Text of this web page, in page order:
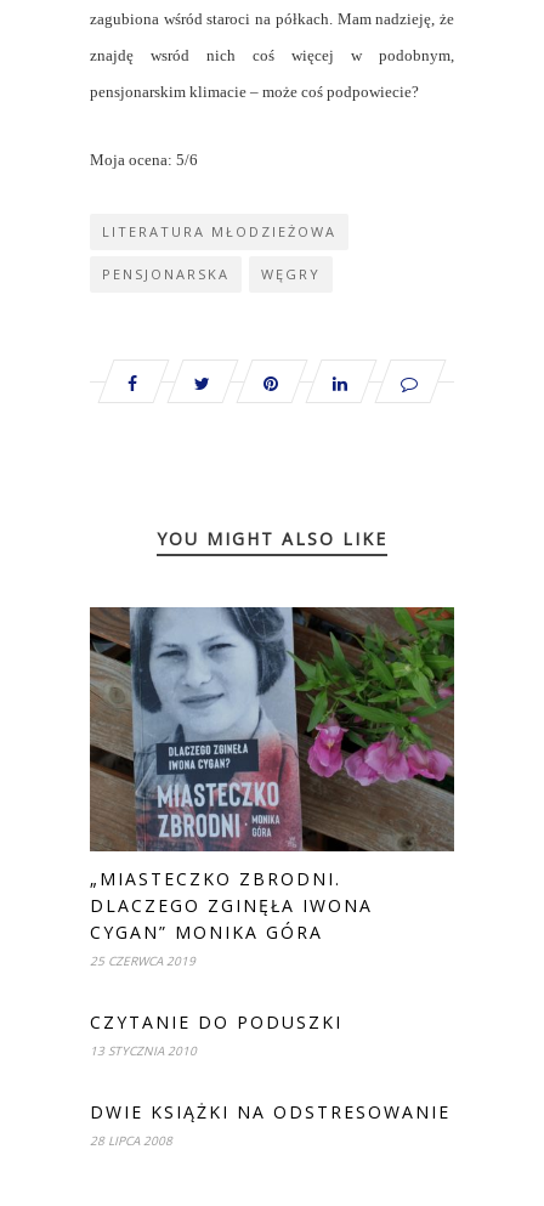
zagubiona wśród staroci na półkach. Mam nadzieję, że
znajdę wsród nich coś więcej w podobnym,
pensjonarskim klimacie – może coś podpowiecie?
Moja ocena: 5/6
LITERATURA MŁODZIEŻOWA
PENSJONARSKA WĘGRY
YOU MIGHT ALSO LIKE
„MIASTECZKO ZBRODNI.
DLACZEGO ZGINĘŁA IWONA
CYGAN” MONIKA GÓRA
25 CZERWCA 2019
CZYTANIE DO PODUSZKI
13 STYCZNIA 2010
DWIE KSIĄŻKI NA ODSTRESOWANIE
28 LIPCA 2008